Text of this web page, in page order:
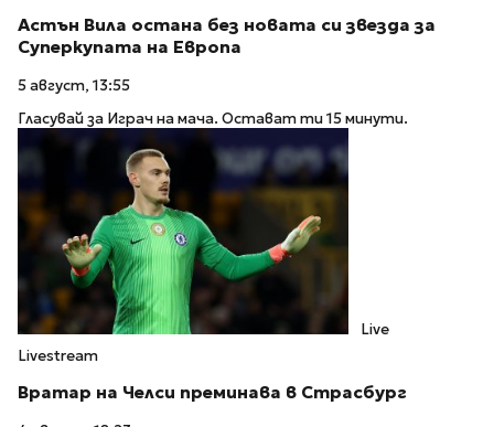
Астън Вила остана без новата си звезда за
Суперкупата на Европа
5 август, 13:55
Гласувай за Играч на мача. Остават ти 15 минути.
Live
Livestream
Вратар на Челси преминава в Страсбург